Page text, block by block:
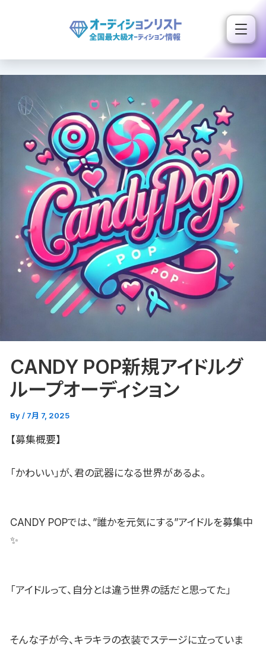
ス
CANDY POP新規アイドルグ
ループオーディション
By/ 7月 7, 2025
【募集概要】
「かわいい」が、君の武器になる世界があるよ。
CANDY POPでは、”誰かを元気にする”アイドルを募集中
✨
「アイドルって、自分とは違う世界の話だと思ってた」
そんな子が今、キラキラの衣装でステージに立っていま